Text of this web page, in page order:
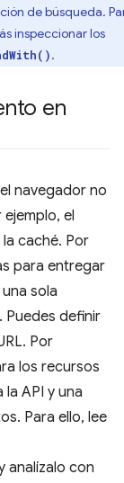
de búsqueda.
inspeccionar los
.
en
navegador no
el
caché. Por
para entregar
sola
Puedes definir
Por
los recursos
la API y una
Para ello, lee
analízalo con